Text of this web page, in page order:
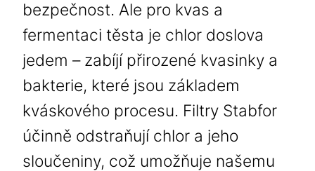
bezpečnost. Ale pro kvas a
fermentaci těsta je chlor doslova
jedem – zabíjí přirozené kvasinky a
bakterie, které jsou základem
kváskového procesu. Filtry Stabfor
účinně odstraňují chlor a jeho
sloučeniny, což umožňuje našemu